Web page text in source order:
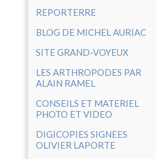
REPORTERRE
BLOG DE MICHEL AURIAC
SITE GRAND-VOYEUX
LES ARTHROPODES PAR
ALAIN RAMEL
CONSEILS ET MATERIEL
PHOTO ET VIDEO
DIGICOPIES SIGNEES
OLIVIER LAPORTE